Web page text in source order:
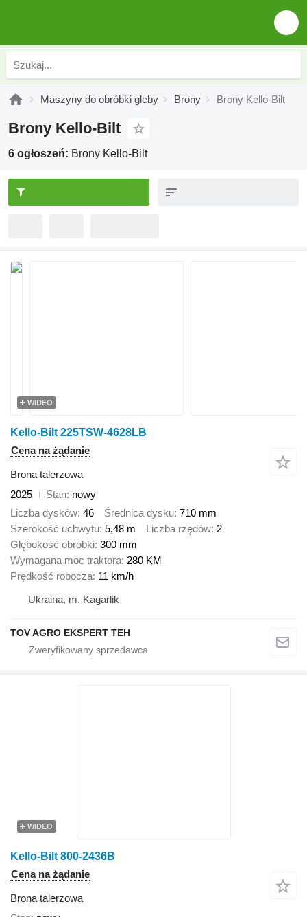
Maszyny do obróbki gleby Brony Brony Kello-Bilt
Brony Kello-Bilt
6 ogłoszeń: Brony Kello-Bilt
WIDEO
Kello-Bilt 225TSW-4628LB
Cena na żądanie
Brona talerzowa
2025
Stan nowy
Liczba dysków 46 Średnica dysku 710 mm
Szerokość uchwytu 5,48 m Liczba rzędów 2
Głębokość obróbki 300 mm
Wymagana moc traktora 280 KM
Prędkość robocza 11 km/h
Ukraina, m. Kagarlik
TOV AGRO EKSPERT TEH
WIDEO
Kello-Bilt 800-2436B
Cena na żądanie
Brona talerzowa